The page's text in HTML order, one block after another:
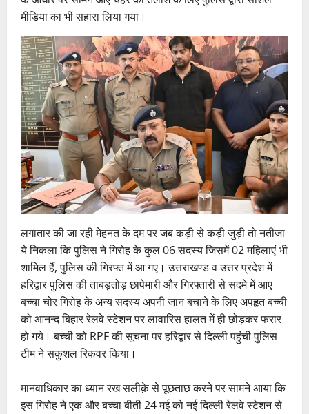
मीडिया का भी सहारा लिया गया।
लगातार की जा रही मेहनत के दम पर जब कड़ी से कड़ी जुड़ी तो नतीजा
ये निकला कि पुलिस ने गिरोह के कुल 06 सदस्य जिसमें 02 महिलाएं भी
शामिल हैं, पुलिस की गिरफ्त में आ गए। उत्तराखण्ड व उत्तर प्रदेश में
हरिद्वार पुलिस की ताबड़तोड़ छापेमारी और गिरफ्तारी से सदमे में आए
बच्चा चोर गिरोह के अन्य सदस्य अपनी जान बचाने के लिए अपहृत बच्ची
को आनन्द बिहार रेलवे स्टेशन पर लावारिस हालत में ही छोड़कर फरार
हो गये। बच्ची को RPF की सूचना पर हरिद्वार से दिल्ली पहुंची पुलिस
टीम ने सकुशल रिकवर किया।
मानवाधिकार का ध्यान रख सलीक़े से पूछताछ करने पर सामने आया कि
इस गिरोह ने एक और बच्चा बीती 24 मई को नई दिल्ली रेलवे स्टेशन से